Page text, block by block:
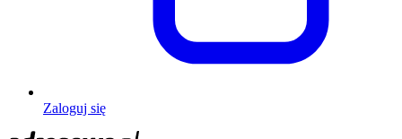
Zaloguj się